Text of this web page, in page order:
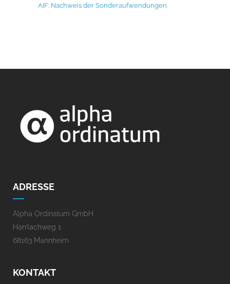
AIF: Nachweis der Sonderaufwendungen
ADRESSE
Alpha Ordinatum GmbH
Harrlachweg 1
68163 Mannheim
KONTAKT